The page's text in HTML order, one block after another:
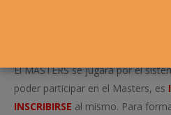
El MASTERS se jugará por el
poder participar en el Masters, es
INSCRIBIRSE al mismo. Para